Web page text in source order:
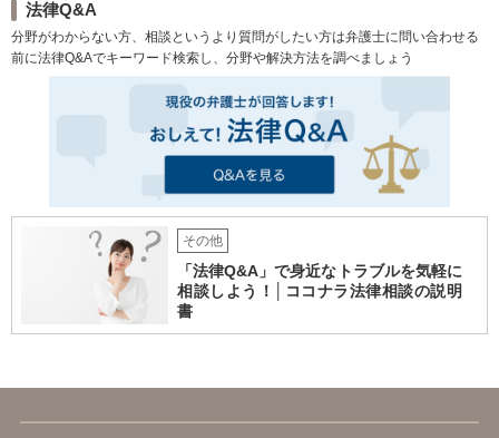
法律Q&A
分野がわからない方、相談というより質問がしたい方は弁護士に問い合わせる
前に法律Q&Aでキーワード検索し、分野や解決方法を調べましょう
その他
「法律Q&A」で身近なトラブルを気軽に
相談しよう！│ココナラ法律相談の説明
書